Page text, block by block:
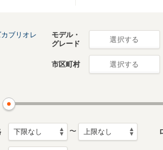
ブリオレ
モデル・
グレード
選択する
市区町村 選択する
〜